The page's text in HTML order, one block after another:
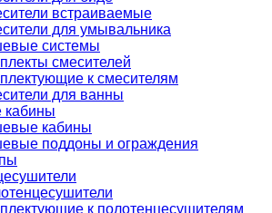
встраиваемые
для умывальника
системы
смесителей
к смесителям
для ванны
кабины
поддоны и ограждения
к полотенцесушителям